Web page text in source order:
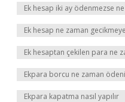
Ek hesap iki ay ödenmezse
Ek hesap ne zaman
Ek hesaptan çekilen para ne
Ekpara borcu ne zaman
Ekpara kapatma nasıl yapılır